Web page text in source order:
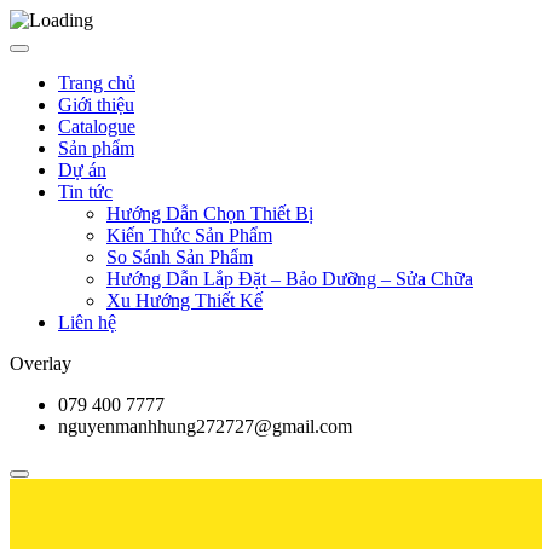
Trang chủ
Giới thiệu
Catalogue
Sản phẩm
Dự án
Tin tức
Hướng Dẫn Chọn Thiết Bị
Kiến Thức Sản Phẩm
So Sánh Sản Phẩm
Hướng Dẫn Lắp Đặt – Bảo Dưỡng – Sửa Chữa
Xu Hướng Thiết Kế
Liên hệ
Overlay
079 400 7777
nguyenmanhhung272727@gmail.com